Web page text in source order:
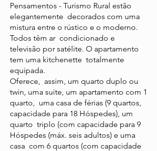
Pensamentos - Turismo Rural estão
elegantemente decorados com uma
mistura entre o rústico e o moderno.
Todos têm ar condicionado e
televisão por satélite. O apartamento
tem uma kitchenette totalmente
equipada.
Oferece, assim, um quarto duplo ou
twin, uma suite, um apartamento com 1
quarto, uma casa de férias (9 quartos,
capacidade para 18 Hóspedes), um
quarto triplo (com capacidade para 9
Hóspedes (máx. seis adultos) e uma
casa com 6 quartos (com capacidade